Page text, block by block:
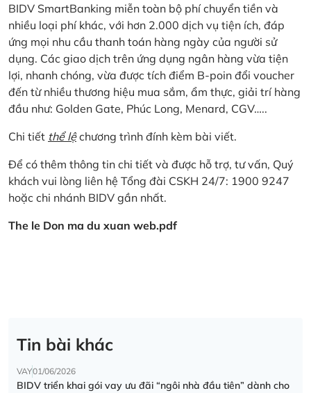
BIDV SmartBanking miễn toàn bộ phí chuyển tiền và
nhiều loại phí khác, với hơn 2.000 dịch vụ tiện ích, đáp
ứng mọi nhu cầu thanh toán hàng ngày của người sử
dụng. Các giao dịch trên ứng dụng ngân hàng vừa tiện
lợi, nhanh chóng, vừa được tích điểm B-poin đổi voucher
đến từ nhiều thương hiệu mua sắm, ẩm thực, giải trí hàng
đầu như: Golden Gate, Phúc Long, Menard, CGV…..
Chi tiết thể lệchương trình đính kèm bài viết.
Để có thêm thông tin chi tiết và được hỗ trợ, tư vấn, Quý
khách vui lòng liên hệ Tổng đài CSKH 24/7: 1900 9247
hoặc chi nhánh BIDV gần nhất.
The le Don ma du xuan web.pdf
Tin bài khác
VAY01/06/2026
BIDV triển khai gói vay ưu đãi “ngôi nhà đầu tiên” dành cho